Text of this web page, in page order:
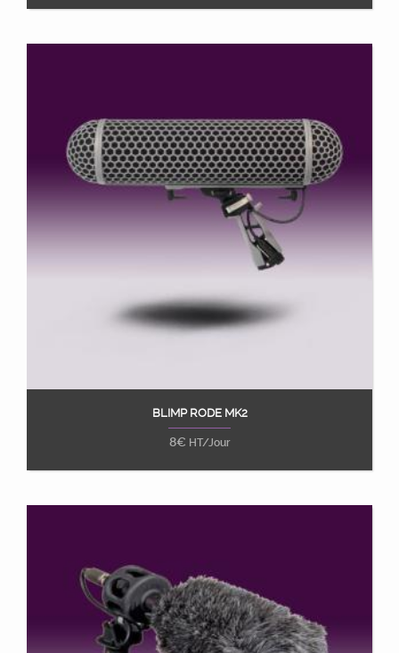
Ajouter au panier
BLIMP RODE MK2
8€ HT/Jour